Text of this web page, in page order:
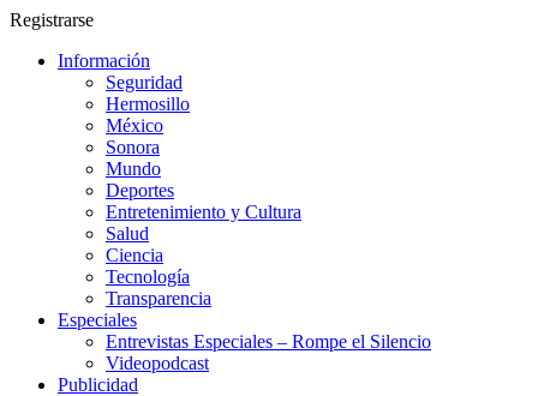
Registrarse
Información
Seguridad
Hermosillo
México
Sonora
Mundo
Deportes
Entretenimiento y Cultura
Salud
Ciencia
Tecnología
Transparencia
Especiales
Entrevistas Especiales – Rompe el Silencio
Videopodcast
Publicidad